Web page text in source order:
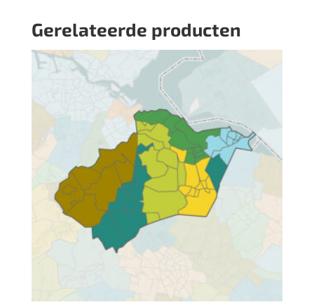
aantal
Gerelateerde producten